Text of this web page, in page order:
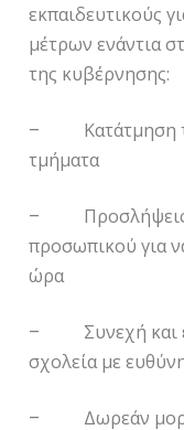
εκπαιδευτικούς
μέτρων ενάντια
της κυβέρνησης:
– Κατάτμηση
τμήματα
– Προσλήψεις
προσωπικού για
ώρα
– Συνεχή και
σχολεία με
– Δωρεάν